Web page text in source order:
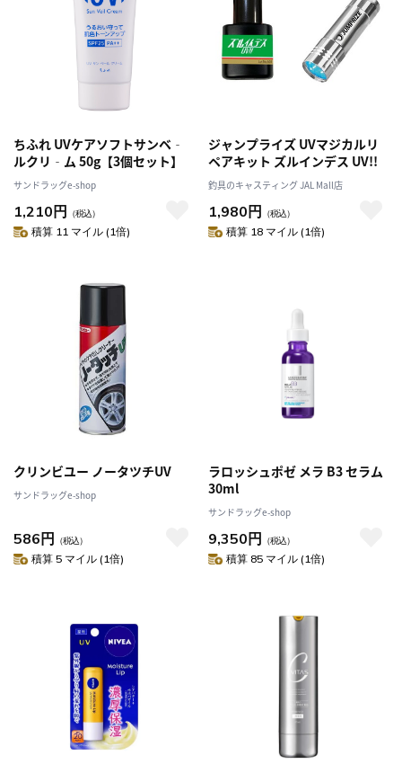
ちふれ UVケアソフトサンベ‐
ルクリ‐ム 50g【3個セット】
サンドラッグe-shop
1,210円 （税込）
積算 11 マイル (1倍)
ジャンプライズ UVマジカルリ
ペアキット ズルインデス UV!!
釣具のキャスティング JAL Mall店
1,980円 （税込）
積算 18 マイル (1倍)
クリンビユー ノータツチUV
サンドラッグe-shop
586円 （税込）
積算 5 マイル (1倍)
ラロッシュポゼ メラ B3 セラム
30ml
サンドラッグe-shop
9,350円 （税込）
積算 85 マイル (1倍)